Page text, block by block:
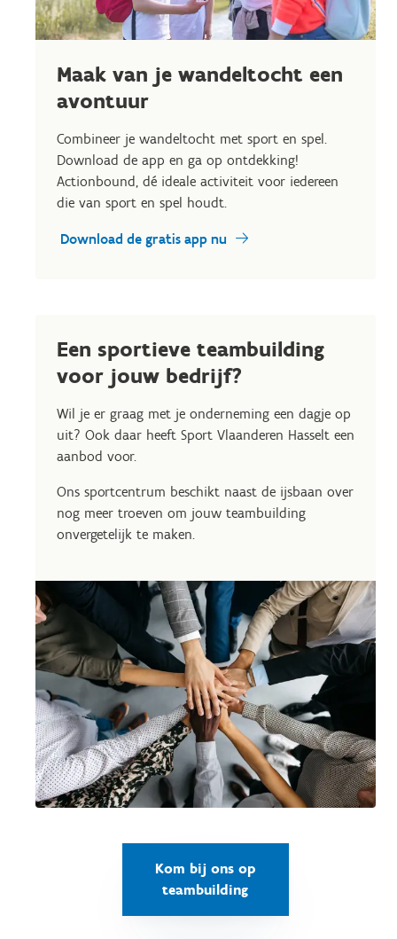
Maak van je wandeltocht een
avontuur
Combineer je wandeltocht met sport en spel.
Download de app en ga op ontdekking!
Actionbound, dé ideale activiteit voor iedereen
die van sport en spel houdt.
Download de gratis app nu
Een sportieve teambuilding
voor jouw bedrijf?
Wil je er graag met je onderneming een dagje op
uit? Ook daar heeft Sport Vlaanderen Hasselt een
aanbod voor.
Ons sportcentrum beschikt naast de ijsbaan over
nog meer troeven om jouw teambuilding
onvergetelijk te maken.
Kom bij ons op
teambuilding